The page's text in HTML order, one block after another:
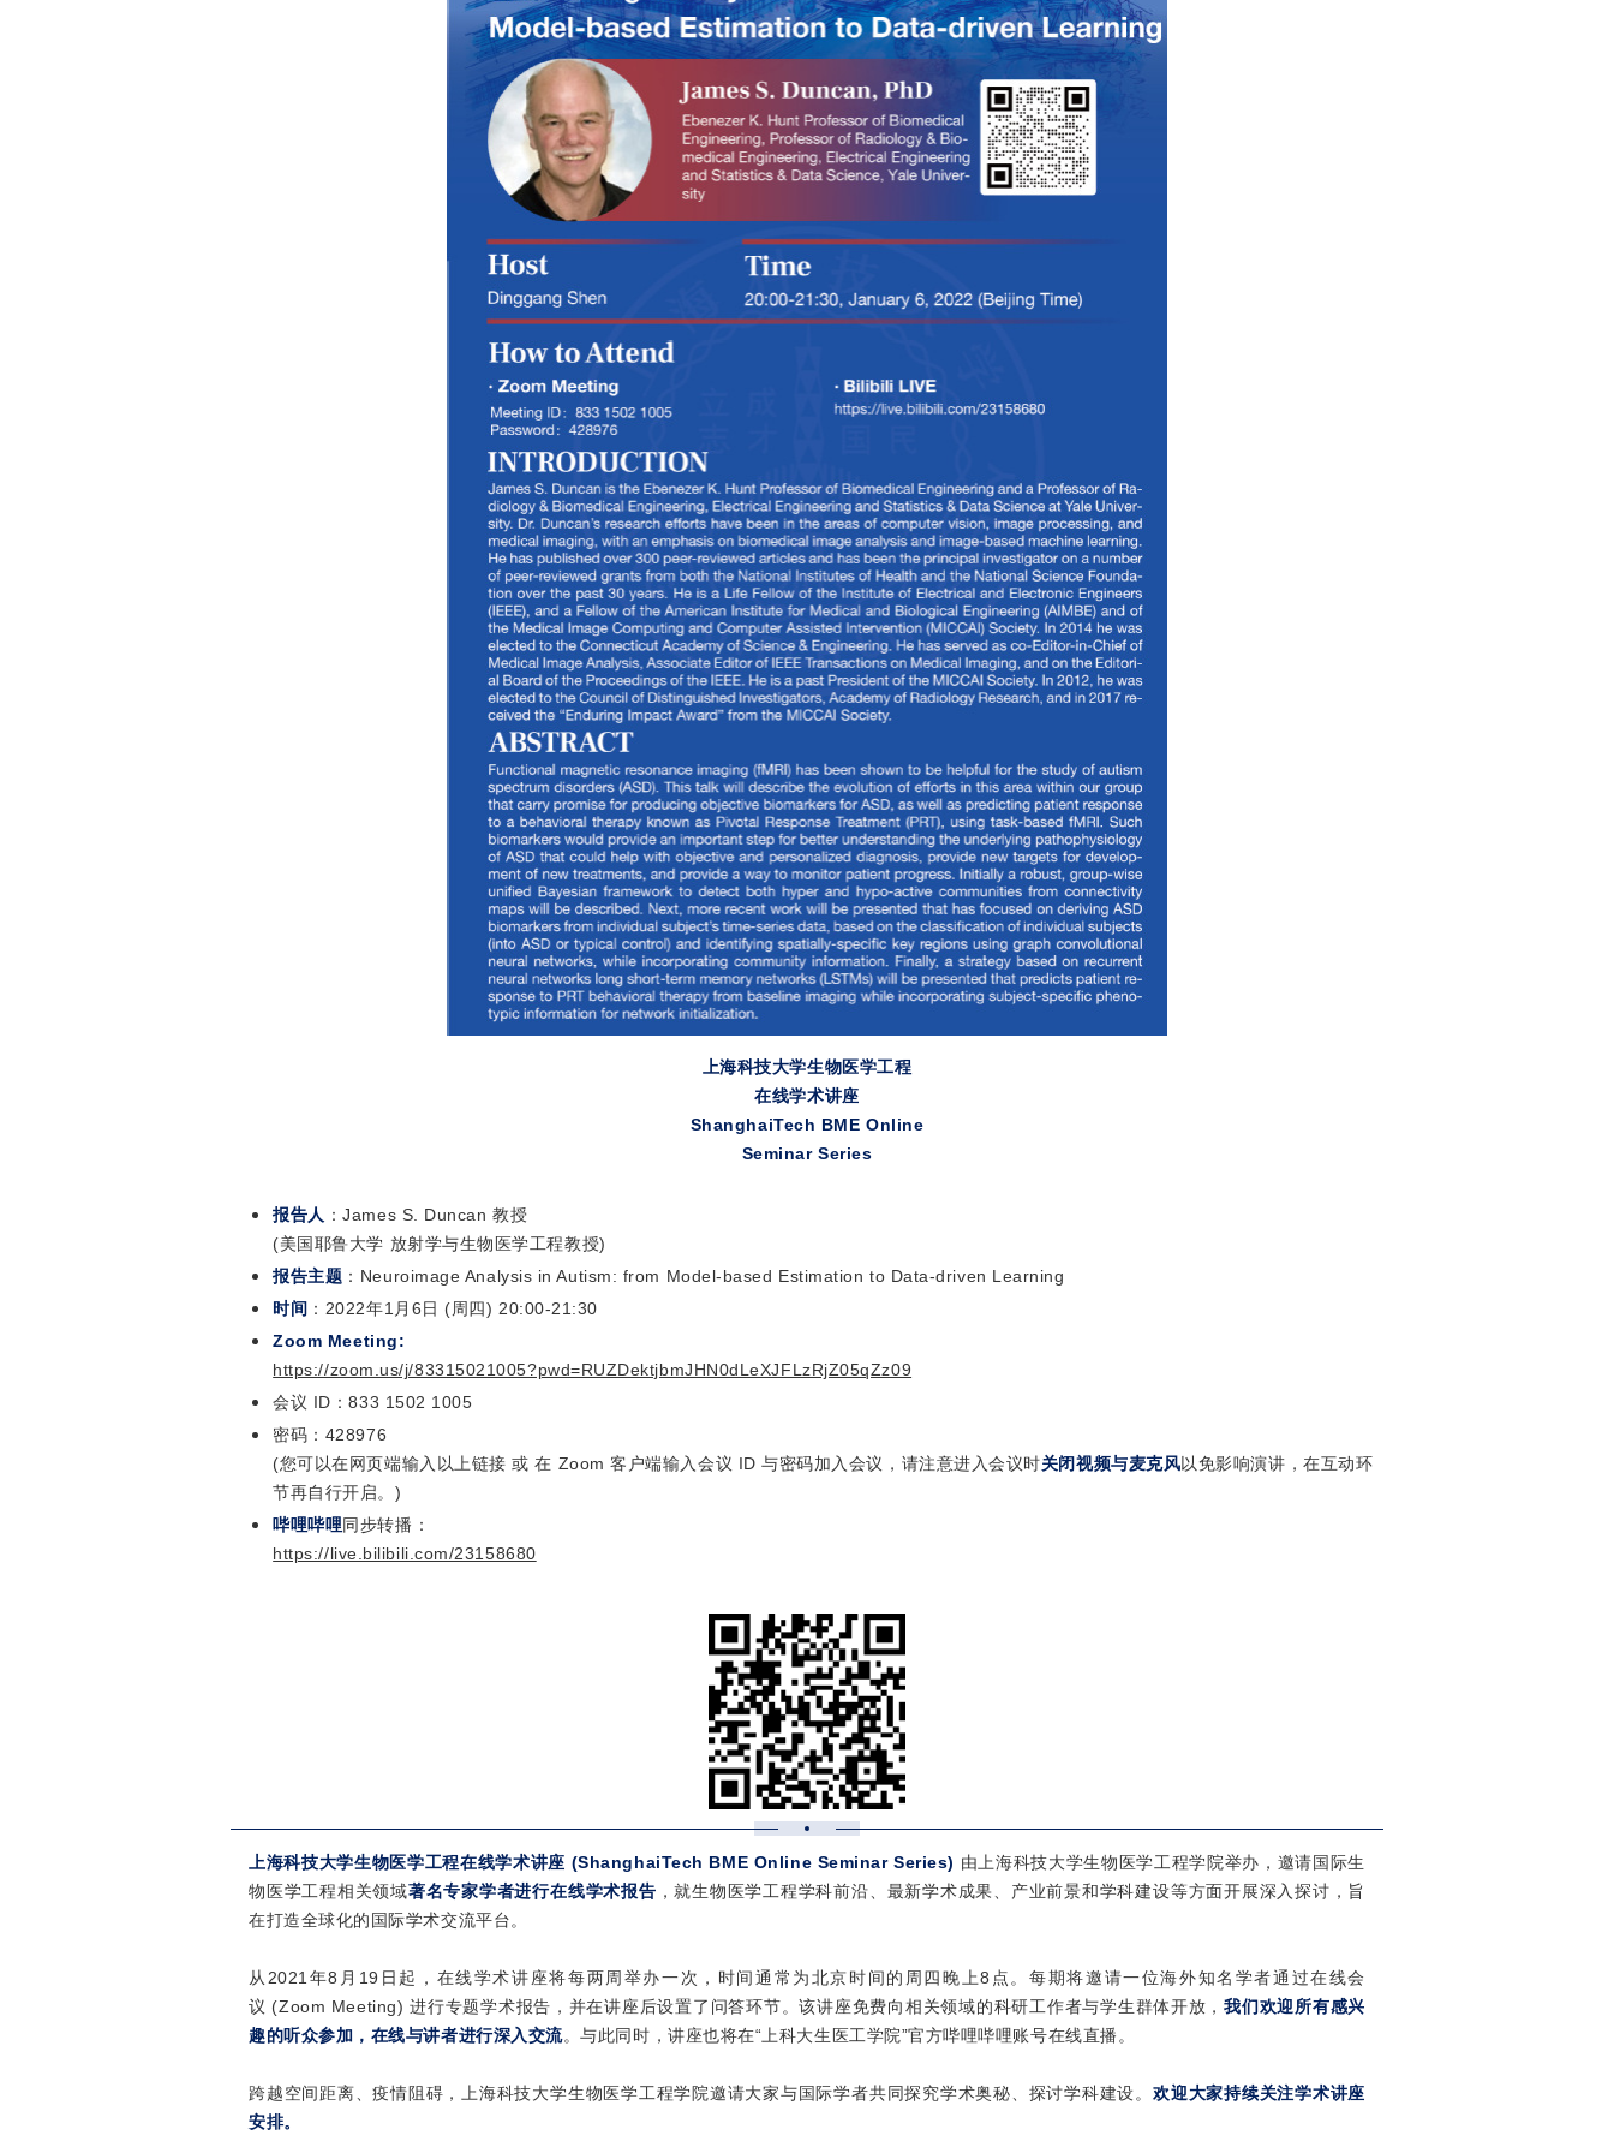
上海科技大学生物医学工程
在线学术讲座
ShanghaiTech BME Online
Seminar Series
报告人 ：James S. Duncan 教授
(美国耶鲁大学 放射学与生物医学工程教授)
报告主题 ：Neuroimage Analysis in Autism: from Model-based Estimation to Data-driven Learning
时间 ：2022年1月6日 (周四) 20:00-21:30
Zoom Meeting:
https://zoom.us/j/83315021005?pwd=RUZDektjbmJHN0dLeXJFLzRjZ05qZz09
会议 ID：833 1502 1005
密码： 428976
(您可以在网页端输入以上链接 或 在 Zoom 客户端输入会议 ID 与密码加入会议，请注意进入会议时关闭视频与麦克风以免影响演讲，在互动环
节再自行开启。)
哔哩哔哩同步转播：
https://live.bilibili.com/23158680
上海科技大学生物医学工程在线学术讲座 (ShanghaiTech BME Online Seminar Series) 由上海科技大学生物医学工程学院举办，邀请国际生
物医学工程相关领域著名专家学者进行在线学术报告 ，就生物医学工程学科前沿、最新学术成果、产业前景和学科建设等方面开展深入探讨，旨
在打造全球化的国际学术交流平台。
从 2021年8月19日 起，在线学术讲座将每两周举办一次，时间通常为北京时间的周四晚上8点。每期将邀请一位海外知名学者通过在线会
议 (Zoom Meeting) 进行专题学术报告，并在讲座后设置了问答环节。该讲座免费向相关领域的科研工作者与学生群体开放，我们欢迎所有感兴
趣的听众参加，在线与讲者进行深入交流。与此同时，讲座也将在“上科大生医工学院”官方哔哩哔哩账号在线直播。
跨越空间距离、疫情阻碍，上海科技大学生物医学工程学院邀请大家与国际学者共同探究学术奥秘、探讨学科建设。欢迎大家持续关注学术讲座
安排。